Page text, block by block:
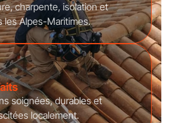
charpente, isolation et
les Alpes-Maritimes.
soignées, durables et
localement.